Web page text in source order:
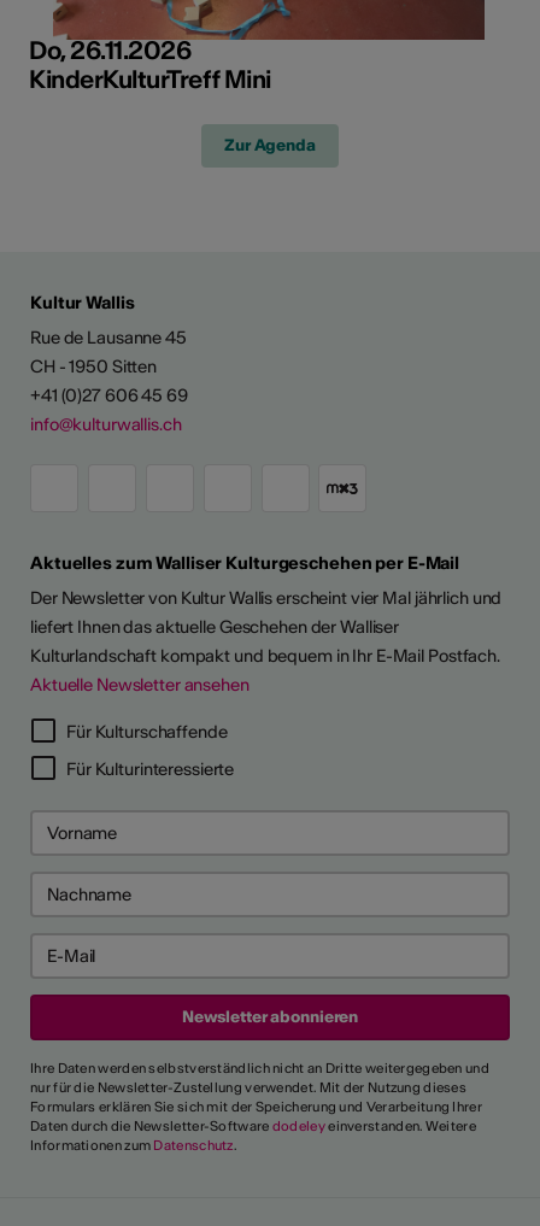
Do, 26.11.2026
KinderKulturTreff Mini
Zur Agenda
Kultur Wallis
Rue de Lausanne 45
CH - 1950 Sitten
+41 (0)27 606 45 69
info@kulturwallis.ch
Aktuelles zum Walliser Kulturgeschehen per E-Mail
Der Newsletter von Kultur Wallis erscheint vier Mal jährlich und
liefert Ihnen das aktuelle Geschehen der Walliser
Kulturlandschaft kompakt und bequem in Ihr E-Mail Postfach.
Aktuelle Newsletter ansehen
Für Kulturschaffende
Für Kulturinteressierte
Ihre Daten werden selbstverständlich nicht an Dritte weitergegeben und
nur für die Newsletter-Zustellung verwendet. Mit der Nutzung dieses
Formulars erklären Sie sich mit der Speicherung und Verarbeitung Ihrer
Daten durch die Newsletter-Software dodeleyeinverstanden. Weitere
Informationen zum Datenschutz.